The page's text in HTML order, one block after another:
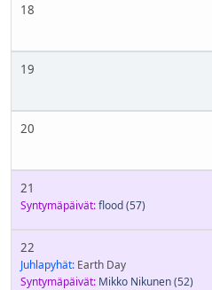
18
19
20
21
Syntymäpäivät:flood(57)
22
Juhlapyhät: Earth Day
Syntymäpäivät: Mikko Nikunen(52)